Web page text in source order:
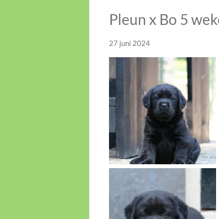
Pleun x Bo 5
27 juni 2024